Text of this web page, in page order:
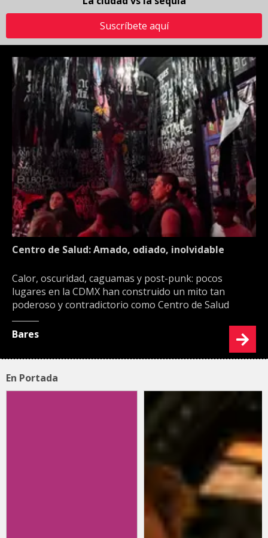
Suscríbete aquí
Centro de Salud: Amado, odiado, inolvidable
Calor, oscuridad, caguamas y post-punk: pocos
lugares en la CDMX han construido un mito tan
poderoso y contradictorio como Centro de Salud
Bares
En Portada